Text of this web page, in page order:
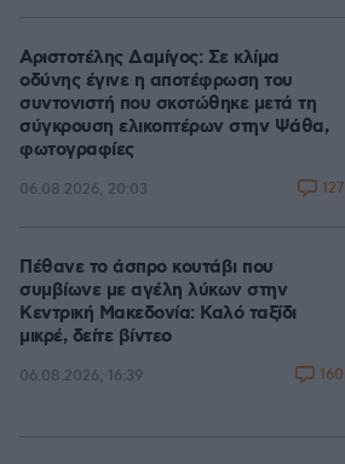
Αριστοτέλης Δαμίγος: Σε κλίμα
οδύνης έγινε η αποτέφρωση του
συντονιστή που σκοτώθηκε μετά τη
σύγκρουση ελικοπτέρων στην Ψάθα,
φωτογραφίες
06.08.2026, 20:03 127
Πέθανε το άσπρο κουτάβι που
συμβίωνε με αγέλη λύκων στην
Κεντρική Μακεδονία: Καλό ταξίδι
μικρέ, δείτε βίντεο
06.08.2026, 16:39 160